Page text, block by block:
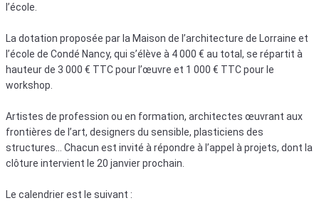
l’école.
La dotation proposée par la Maison de l’architecture de Lorraine et
l’école de Condé Nancy, qui s’élève à 4 000 € au total, se répartit à
hauteur de 3 000 € TTC pour l’œuvre et 1 000 € TTC pour le
workshop.
Artistes de profession ou en formation, architectes œuvrant aux
frontières de l’art, designers du sensible, plasticiens des
structures… Chacun est invité à répondre à l’appel à projets, dont la
clôture intervient le 20 janvier prochain.
Le calendrier est le suivant :